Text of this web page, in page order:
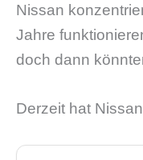
Nissan
Jahre
doch dann
Derzeit hat